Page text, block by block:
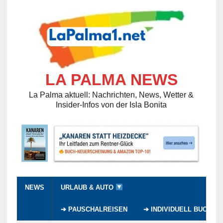
LA PALMA NEWS
La Palma aktuell: Nachrichten, News, Wetter &
Insider-Infos von der Isla Bonita
NEWS URLAUB & AUTO
➔ PAUSCHALREISEN ➔ INDIVIDUELL BUCHEN